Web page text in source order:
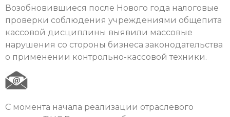
Возобновившиеся после Нового года налоговые
проверки соблюдения учреждениями общепита
кассовой дисциплины выявили массовые
нарушения со стороны бизнеса законодательства
о применении контрольно-кассовой техники.
С момента начала реализации отраслевого